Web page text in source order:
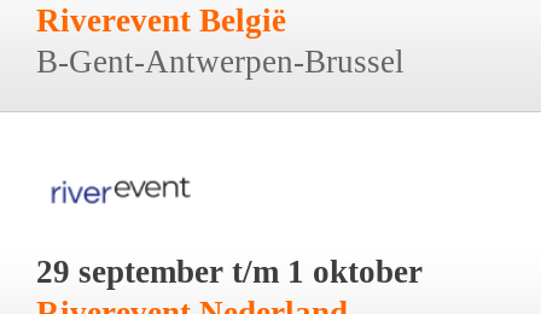
Riverevent België
B-Gent-Antwerpen-Brussel
29 september t/m 1 oktober